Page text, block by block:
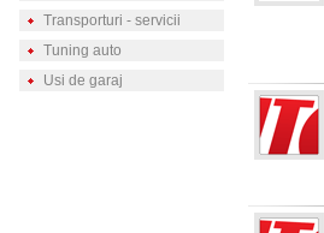
Transporturi - servicii
Tuning auto
Usi de garaj